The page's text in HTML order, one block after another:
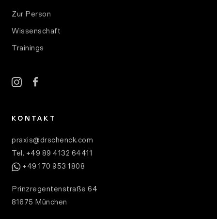
Zur Person
Wissenschaft
Trainings
instagramfacebook
KONTAKT
praxis@drschenck.com
Tel. +49 89 4132 64411
WhatsApp
+49 170 953 1808
Prinzregentenstraße 64
81675 München